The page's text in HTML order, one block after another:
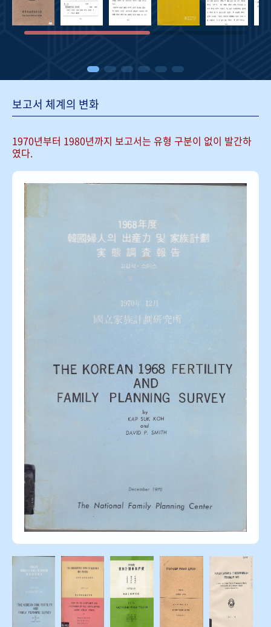
보고서 체계의 변화
1970년부터 1980년까지 보고서는 유형 구분이 없이 발간하
였다.